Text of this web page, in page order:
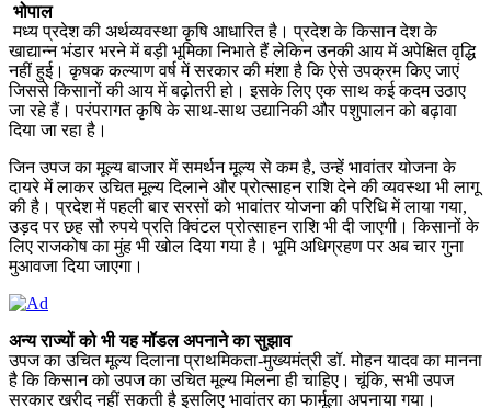
भोपाल
मध्य प्रदेश की अर्थव्यवस्था कृषि आधारित है। प्रदेश के किसान देश के
खाद्यान्न भंडार भरने में बड़ी भूमिका निभाते हैं लेकिन उनकी आय में अपेक्षित वृद्धि
नहीं हुई। कृषक कल्याण वर्ष में सरकार की मंशा है कि ऐसे उपक्रम किए जाएं
जिससे किसानों की आय में बढ़ोतरी हो। इसके लिए एक साथ कई कदम उठाए
जा रहे हैं। परंपरागत कृषि के साथ-साथ उद्यानिकी और पशुपालन को बढ़ावा
दिया जा रहा है।
जिन उपज का मूल्य बाजार में समर्थन मूल्य से कम है, उन्हें भावांतर योजना के
दायरे में लाकर उचित मूल्य दिलाने और प्रोत्साहन राशि देने की व्यवस्था भी लागू
की है। प्रदेश में पहली बार सरसों को भावांतर योजना की परिधि में लाया गया,
उड़द पर छह सौ रुपये प्रति क्विंटल प्रोत्साहन राशि भी दी जाएगी। किसानों के
लिए राजकोष का मुंह भी खोल दिया गया है। भूमि अधिग्रहण पर अब चार गुना
मुआवजा दिया जाएगा।
अन्य राज्यों को भी यह मॉडल अपनाने का सुझाव
उपज का उचित मूल्य दिलाना प्राथमिकता-मुख्यमंत्री डॉ. मोहन यादव का मानना
है कि किसान को उपज का उचित मूल्य मिलना ही चाहिए। चूंकि, सभी उपज
सरकार खरीद नहीं सकती है इसलिए भावांतर का फार्मूला अपनाया गया।